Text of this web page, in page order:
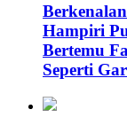
Hampiri
Bertemu
Seperti